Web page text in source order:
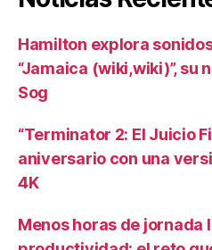
Hamilton explora
“Jamaica (wiki,wiki)”, su
Sog
“Terminator 2: El Juicio
aniversario con una
4K
Menos horas de jornada